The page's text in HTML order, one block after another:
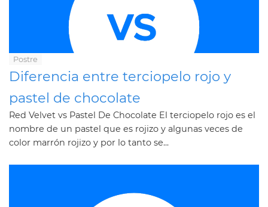
Postre
Diferencia entre terciopelo rojo y
pastel de chocolate
Red Velvet vs Pastel De Chocolate El terciopelo rojo es el
nombre de un pastel que es rojizo y algunas veces de
color marrón rojizo y por lo tanto se...